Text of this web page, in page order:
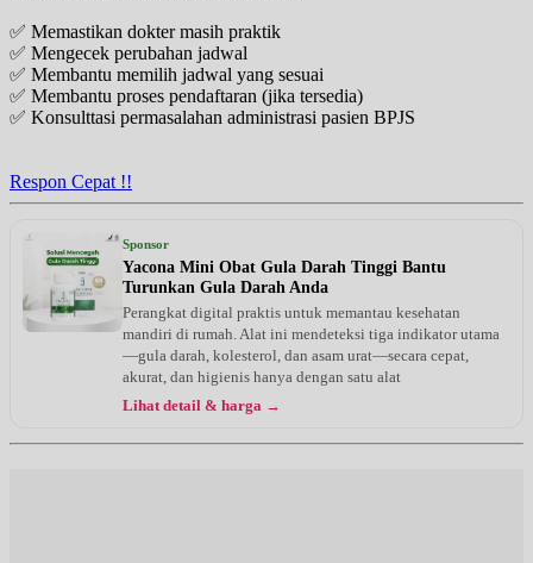
✅ Memastikan dokter masih praktik
✅ Mengecek perubahan jadwal
✅ Membantu memilih jadwal yang sesuai
✅ Membantu proses pendaftaran (jika tersedia)
✅ Konsulttasi permasalahan administrasi pasien BPJS
Respon Cepat !!
Sponsor
Yacona Mini Obat Gula Darah Tinggi Bantu
Turunkan Gula Darah Anda
Perangkat digital praktis untuk memantau kesehatan
mandiri di rumah. Alat ini mendeteksi tiga indikator utama
—gula darah, kolesterol, dan asam urat—secara cepat,
akurat, dan higienis hanya dengan satu alat
Lihat detail & harga →